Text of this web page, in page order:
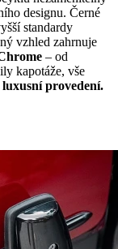
designu. Černé
standardy
vzhled zahrnuje
– od
kapotáže, vše
provedení.